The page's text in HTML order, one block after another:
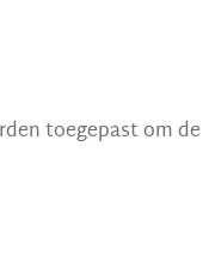
toegepast om de